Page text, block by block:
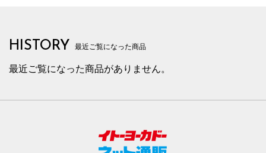
HISTORY 最近ご覧になった商品
最近ご覧になった商品がありません。